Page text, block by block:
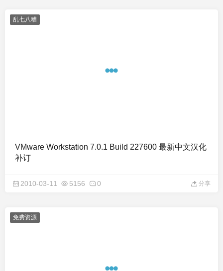
乱七八糟
VMware Workstation 7.0.1 Build 227600 最新中文汉化
补订
2010-03-11 5156 0 分享
免费资源